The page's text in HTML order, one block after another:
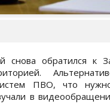
снова обратился к
ПВО, что
в